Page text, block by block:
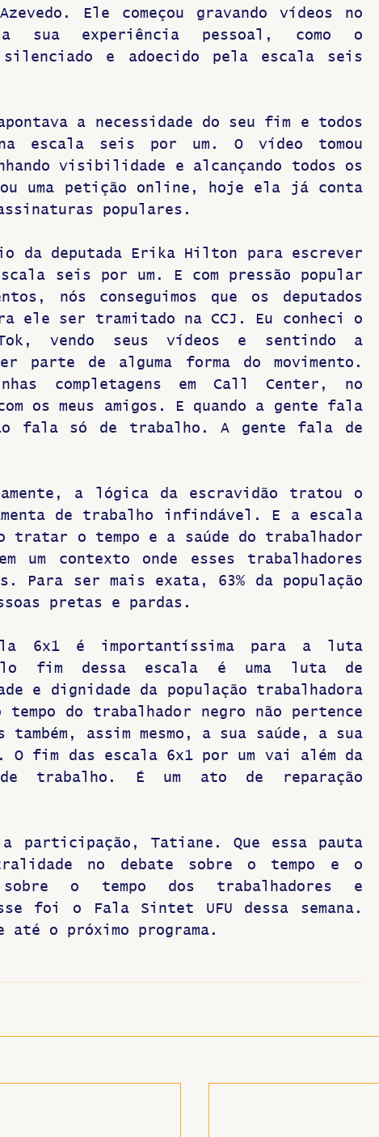
Ele começou gravando vídeos no
sua experiência pessoal, como o
e adoecido pela escala seis
a necessidade do seu fim e todos
escala seis por um. O vídeo tomou
visibilidade e alcançando todos os
uma petição online, hoje ela já conta
populares.
da deputada Erika Hilton para escrever
seis por um. E com pressão popular
nós conseguimos que os deputados
ele ser tramitado na CCJ. Eu conheci o
vendo seus vídeos e sentindo a
parte de alguma forma do movimento.
completagens em Call Center, no
os meus amigos. E quando a gente fala
fala só de trabalho. A gente fala de
a lógica da escravidão tratou o
de trabalho infindável. E a escala
tratar o tempo e a saúde do trabalhador
um contexto onde esses trabalhadores
Para ser mais exata, 63% da população
pretas e pardas.
6x1 é importantíssima para a luta
fim dessa escala é uma luta de
e dignidade da população trabalhadora
do trabalhador negro não pertence
também, assim mesmo, a sua saúde, a sua
O fim das escala 6x1 por um vai além da
trabalho. É um ato de reparação
participação, Tatiane. Que essa pauta
no debate sobre o tempo e o
sobre o tempo dos trabalhadores e
foi o Fala Sintet UFU dessa semana.
o próximo programa.